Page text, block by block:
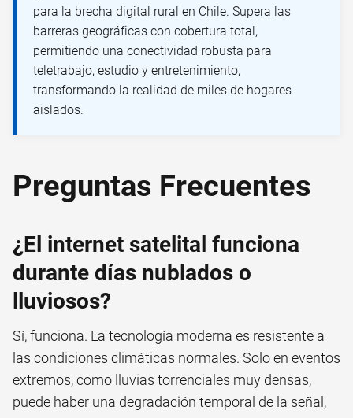
para la brecha digital rural en Chile. Supera las
barreras geográficas con cobertura total,
permitiendo una conectividad robusta para
teletrabajo, estudio y entretenimiento,
transformando la realidad de miles de hogares
aislados.
Preguntas Frecuentes
¿El internet satelital funciona
durante días nublados o
lluviosos?
Sí, funciona. La tecnología moderna es resistente a
las condiciones climáticas normales. Solo en eventos
extremos, como lluvias torrenciales muy densas,
puede haber una degradación temporal de la señal,